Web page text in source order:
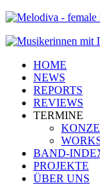
HOME
NEWS
REPORTS
REVIEWS
TERMINE
BAND-
PROJEKTE
ÜBER UNS